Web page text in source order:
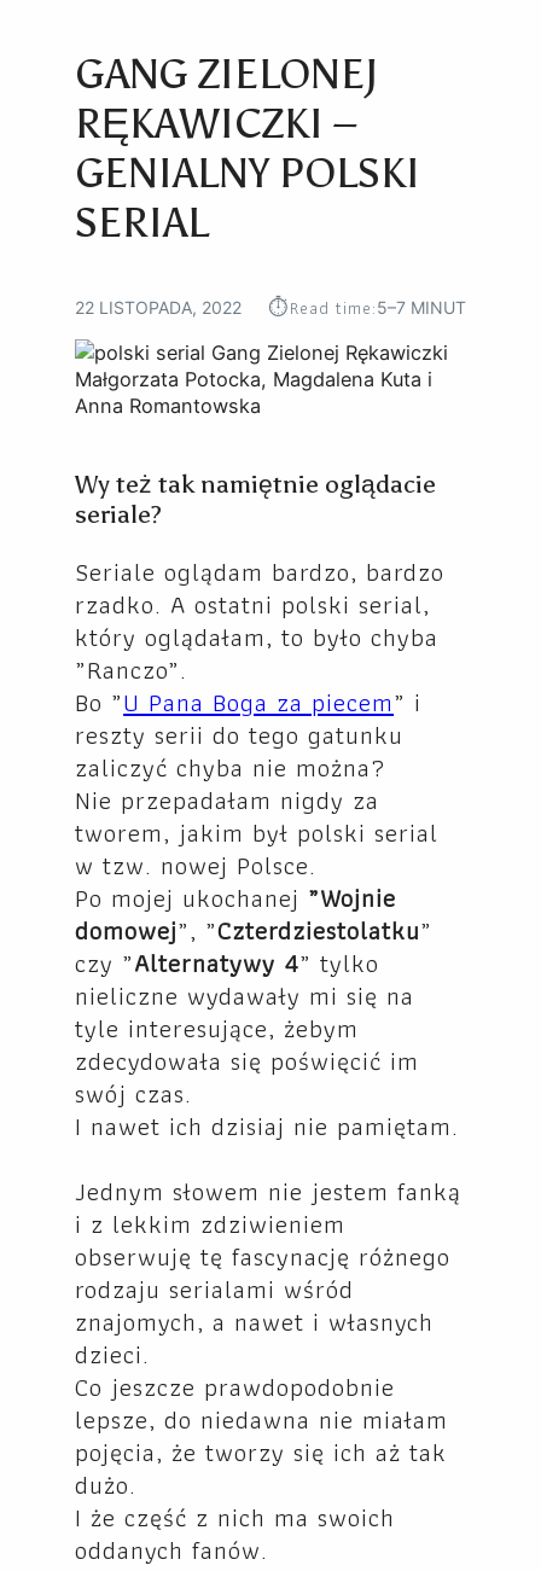
GANG ZIELONEJ
RĘKAWICZKI –
GENIALNY POLSKI
SERIAL
22 LISTOPADA, 2022 ⏱︎Read time:5–7 MINUT
Wy też tak namiętnie oglądacie
seriale?
Seriale oglądam bardzo, bardzo
rzadko. A ostatni polski serial,
który oglądałam, to było chyba
„Ranczo”.
Bo „U Pana Boga za piecem” i
reszty serii do tego gatunku
zaliczyć chyba nie można?
Nie przepadałam nigdy za
tworem, jakim był polski serial
w tzw. nowej Polsce.
Po mojej ukochanej „Wojnie
domowej„, „Czterdziestolatku”
czy „Alternatywy 4” tylko
nieliczne wydawały mi się na
tyle interesujące, żebym
zdecydowała się poświęcić im
swój czas.
I nawet ich dzisiaj nie pamiętam.
Jednym słowem nie jestem fanką
i z lekkim zdziwieniem
obserwuję tę fascynację różnego
rodzaju serialami wśród
znajomych, a nawet i własnych
dzieci.
Co jeszcze prawdopodobnie
lepsze, do niedawna nie miałam
pojęcia, że tworzy się ich aż tak
dużo.
I że część z nich ma swoich
oddanych fanów.